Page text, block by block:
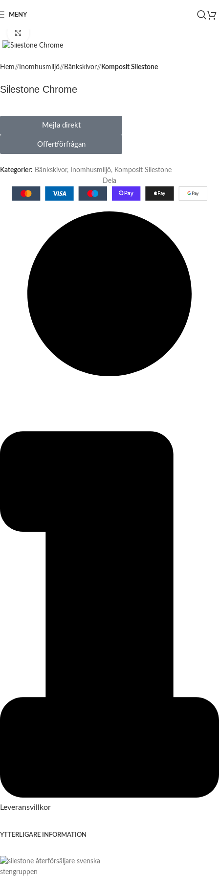
MENY
Hem/ Inomhusmiljö/ Bänkskivor/ Komposit Silestone
Silestone Chrome
Mejla direkt
Offertförfrågan
Kategorier: Bänkskivor, Inomhusmiljö, Komposit Silestone
Dela
Leveransvillkor
YTTERLIGARE INFORMATION